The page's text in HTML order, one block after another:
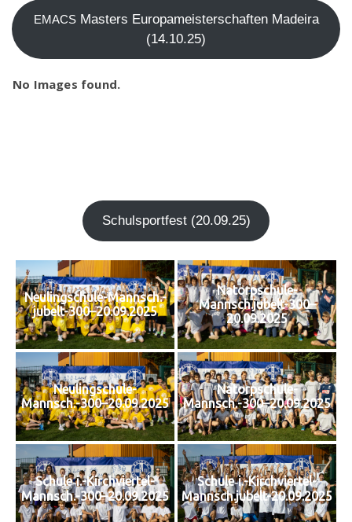
EMACSMas­ters Euro­pa­meis­ter­schaf­ten Madei­ra
(14.10.25)
No Images found.
Schul­sport­fest (20.09.25)
Neulingschule-Mannsch.-
jubelt-300–20.09.2025
Natorpschule-
Mannsch.jubelt-300–
20.09.2025
Neulingschule-
Mannsch.-300–20.09.2025
Natorpschule-
Mannsch.-300–20.09.2025
Schule‑i.-Kirchviertel-
Mannsch.-300–20.09.2025
Schule‑i.-Kirchviertel-
Mannsch.jubelt-20.09.2025